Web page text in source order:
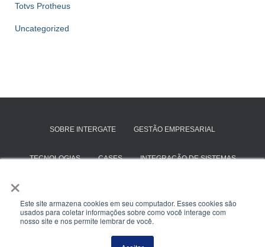
×
Este site armazena cookies em seu computador. Esses cookies são
usados para coletar informações sobre como você interage com
nosso site e nos permite lembrar de você.
Totvs Protheus
Uncategorized
SOBRE INTERGATE GESTÃO EMPRESARIAL
TECNOLOGIAS CASES INTEGRAÇÃO DE SISTEMAS
ENTRE EM CONTATO
Hestia | Criado com